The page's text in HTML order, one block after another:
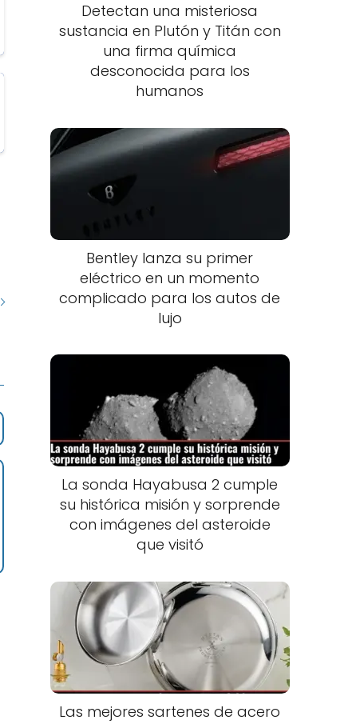
Detectan una misteriosa
sustancia en Plutón y Titán con
una firma química
desconocida para los
humanos
Bentley lanza su primer
eléctrico en un momento
complicado para los autos de
lujo
La sonda Hayabusa 2 cumple
su histórica misión y sorprende
con imágenes del asteroide
que visitó
Las mejores sartenes de acero